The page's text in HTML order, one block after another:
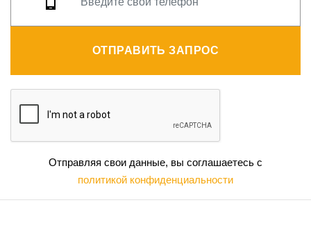
ОТПРАВИТЬ ЗАПРОС
Отправляя свои данные, вы соглашаетесь с
политикой конфиденциальности